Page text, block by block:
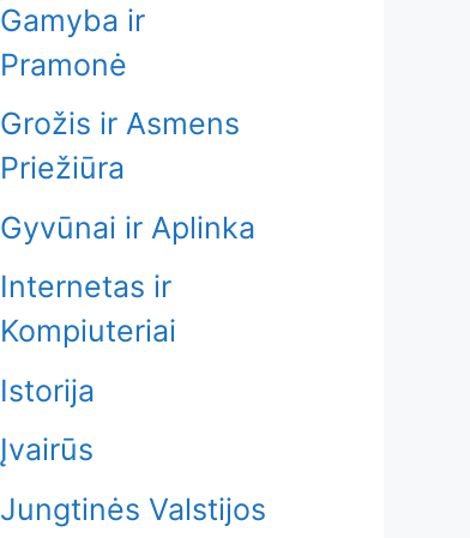
Gamyba ir
Pramonė
Grožis ir Asmens
Priežiūra
Gyvūnai ir Aplinka
Internetas ir
Kompiuteriai
Istorija
Įvairūs
Jungtinės Valstijos